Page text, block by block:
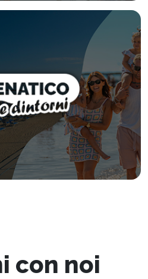
con noi